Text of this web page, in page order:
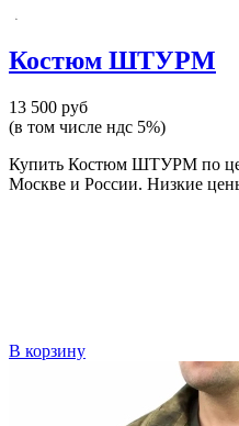
Костюм ШТУРМ
13 500 руб
(в том числе ндс 5%)
Купить Костюм ШТУРМ по
Москве и России. Низкие
В корзину